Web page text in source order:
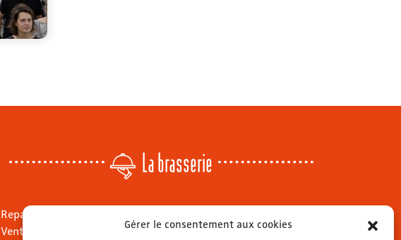
Gérer le consentement aux cookies
La brasserie
Repas sur place
Vente à emporter
Mardi & mercredi: 11h - 00h30